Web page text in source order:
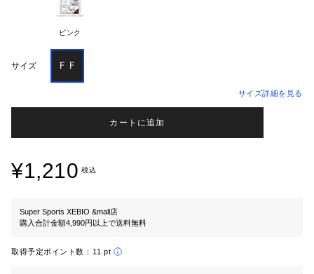
ピンク
サイズ ＦＦ
サイズ詳細を見る
カートに追加
¥1,210 税込
Super Sports XEBIO &mall店
購入合計金額4,990円以上で送料無料
取得予定ポイント数： 11 pt